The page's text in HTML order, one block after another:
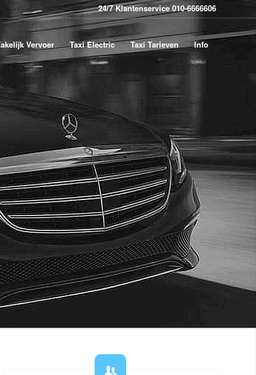
24/7 Klantenservice 010-6666606
Vervoer Taxi Electric Taxi Tarieven Info